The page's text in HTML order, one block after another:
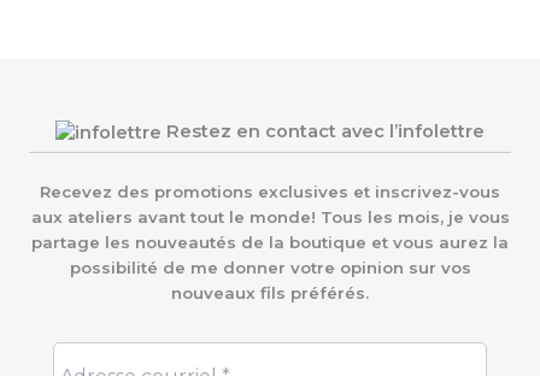
Restez en contact avec l’infolettre
Recevez des promotions exclusives et inscrivez-vous
aux ateliers avant tout le monde! Tous les mois, je vous
partage les nouveautés de la boutique et vous aurez la
possibilité de me donner votre opinion sur vos
nouveaux fils préférés.